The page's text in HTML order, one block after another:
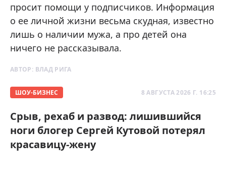
просит помощи у подписчиков. Информация
о ее личной жизни весьма скудная, известно
лишь о наличии мужа, а про детей она
ничего не рассказывала.
АВТОР: ВЛАД РИГА
ШОУ-БИЗНЕС 8 АВГУСТА 2026 Г. 16:25
Срыв, рехаб и развод: лишившийся
ноги блогер Сергей Кутовой потерял
красавицу-жену